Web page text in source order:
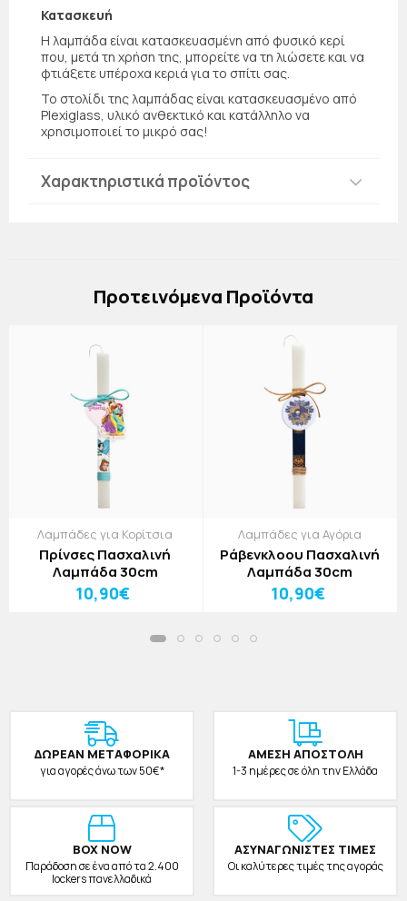
Κατασκευή
Η λαμπάδα είναι κατασκευασμένη από φυσικό κερί
που, μετά τη χρήση της, μπορείτε να τη λιώσετε και να
φτιάξετε υπέροχα κεριά για το σπίτι σας.
Το στολίδι της λαμπάδας είναι κατασκευασμένο από
Plexiglass, υλικό ανθεκτικό και κατάλληλο να
χρησιμοποιεί το μικρό σας!
Χαρακτηριστικά προϊόντος
Πρoτεινόμενα Προϊόντα
Λαμπάδες για Κορίτσια
Πρίνσες Πασχαλινή
Λαμπάδα 30cm
10,90€
Λαμπάδες για Αγόρια
Ράβενκλοου Πασχαλινή
Λαμπάδα 30cm
10,90€
ΔΩΡΕAΝ ΜΕΤΑΦΟΡΙΚΑ
για αγορές άνω των 50€*
ΑΜΕΣΗ ΑΠΟΣΤΟΛΗ
1-3 ημέρες σε όλη την Ελλάδα
BOX NOW
Παράδοση σε ένα από τα 2.400
lockers πανελλαδικά
ΑΣΥΝΑΓΩΝΙΣΤΕΣ ΤΙΜΕΣ
Οι καλύτερες τιμές της αγοράς